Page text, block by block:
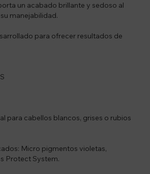
un acabado brillante y sedoso al
manejabilidad.
para ofrecer resultados de
para cabellos blancos, grises o rubios
Micro pigmentos violetas,
Protect System.